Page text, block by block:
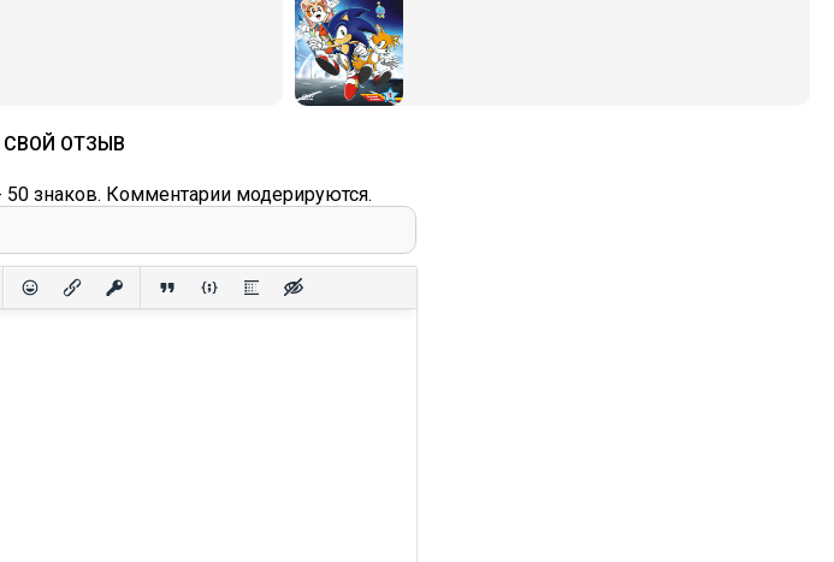
СВОЙ ОТЗЫВ
знаков. Комментарии модерируются.